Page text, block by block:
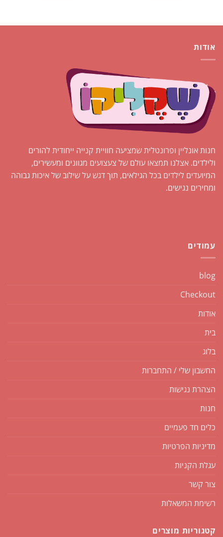
אודות
חנות אונליין ופרונטלית שמציעה חוויית קנייה ייחודית להורים
ולילדים. אצלנו תמצאו עולם של צעצועים מגוונים ומעשירים,
המיועדים לילדים בכל הגילאים, תוך דגש על שילוב של איכות גבוהה
ומחירים נגישים.
עמודים
blog
Checkout
אודות
בית
בלוג
החשבון שלי / התחברות
הצהרת נגישות
חנות
כלים חד פעמיים
מדיניות הפרטיות
עגלת הקניות
צור קשר
רשימת המשאלות
קטגוריות מוצרים